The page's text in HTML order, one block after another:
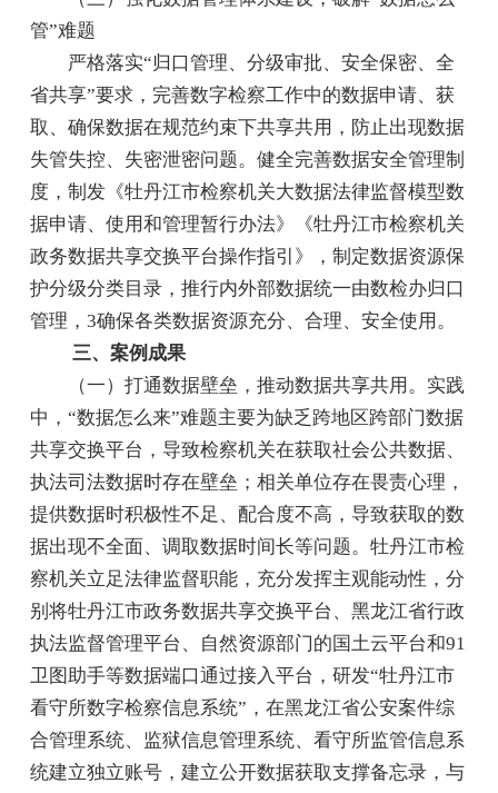
管”难题
严格落实“归口管理、分级审批、安全保密、全
省共享”要求，完善数字检察工作中的数据申请、获
取、确保数据在规范约束下共享共用，防止出现数据
失管失控、失密泄密问题。健全完善数据安全管理制
度，制发《牡丹江市检察机关大数据法律监督模型数
据申请、使用和管理暂行办法》《牡丹江市检察机关
政务数据共享交换平台操作指引》，制定数据资源保
护分级分类目录，推行内外部数据统一由数检办归口
管理，3确保各类数据资源充分、合理、安全使用。
三、案例成果
（一）打通数据壁垒，推动数据共享共用。实践
中，“数据怎么来”难题主要为缺乏跨地区跨部门数据
共享交换平台，导致检察机关在获取社会公共数据、
执法司法数据时存在壁垒；相关单位存在畏责心理，
提供数据时积极性不足、配合度不高，导致获取的数
据出现不全面、调取数据时间长等问题。牡丹江市检
察机关立足法律监督职能，充分发挥主观能动性，分
别将牡丹江市政务数据共享交换平台、黑龙江省行政
执法监督管理平台、自然资源部门的国土云平台和91
卫图助手等数据端口通过接入平台，研发“牡丹江市
看守所数字检察信息系统”，在黑龙江省公安案件综
合管理系统、监狱信息管理系统、看守所监管信息系
统建立独立账号，建立公开数据获取支撑备忘录，与